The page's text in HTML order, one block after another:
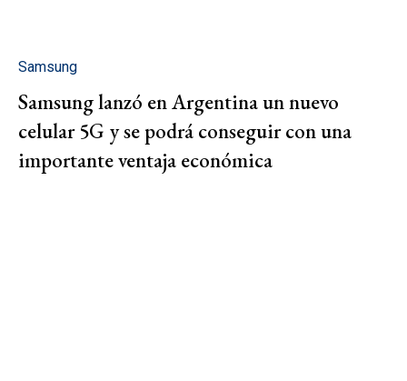
Samsung
Samsung lanzó en Argentina un nuevo
celular 5G y se podrá conseguir con una
importante ventaja económica